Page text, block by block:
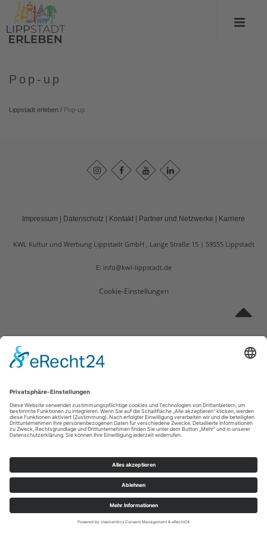
Pop-up
Lippstadt erleben / Pop-up
Impressum Datenschutz Kontakt Partner und Netzwerke Karriere
KWL Kultur und Werbung Lippstadt GmbH , Lange Straße 15 59555 Lippstadt
E: info@kwl-lippstadt.de
Cookie-Einstellungen